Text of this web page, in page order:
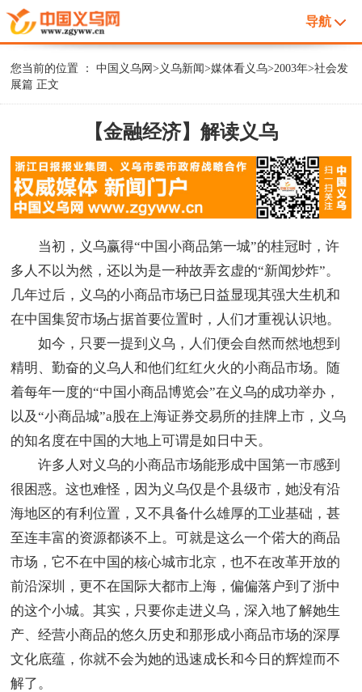
导航
您当前的位置 ：中国义乌网> 义乌新闻>媒体看义乌>2003年>社会发
展篇 正文
【金融经济】解读义乌
当初，义乌赢得“中国小商品第一城”的桂冠时，许
多人不以为然，还以为是一种故弄玄虚的“新闻炒炸”。
几年过后，义乌的小商品市场已日益显现其强大生机和
在中国集贸市场占据首要位置时，人们才重视认识地。
如今，只要一提到义乌，人们便会自然而然地想到
精明、勤奋的义乌人和他们红红火火的小商品市场。随
着每年一度的“中国小商品博览会”在义乌的成功举办，
以及“小商品城”a股在上海证券交易所的挂牌上市，义乌
的知名度在中国的大地上可谓是如日中天。
许多人对义乌的小商品市场能形成中国第一市感到
很困惑。这也难怪，因为义乌仅是个县级市，她没有沿
海地区的有利位置，又不具备什么雄厚的工业基础，甚
至连丰富的资源都谈不上。可就是这么一个偌大的商品
市场，它不在中国的核心城市北京，也不在改革开放的
前沿深圳，更不在国际大都市上海，偏偏落户到了浙中
的这个小城。其实，只要你走进义乌，深入地了解她生
产、经营小商品的悠久历史和那形成小商品市场的深厚
文化底蕴，你就不会为她的迅速成长和今日的辉煌而不
解了。